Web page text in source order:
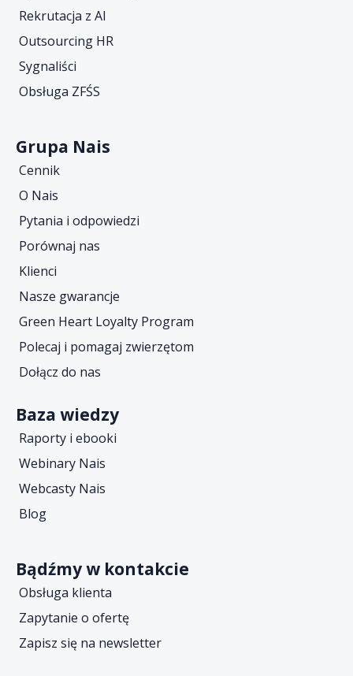
Rekrutacja z AI
Outsourcing HR
Sygnaliści
Obsługa ZFŚS
Grupa Nais
Cennik
O Nais
Pytania i odpowiedzi
Porównaj nas
Klienci
Nasze gwarancje
Green Heart Loyalty Program
Polecaj i pomagaj zwierzętom
Dołącz do nas
Baza wiedzy
Raporty i ebooki
Webinary Nais
Webcasty Nais
Blog
Bądźmy w kontakcie
Obsługa klienta
Zapytanie o ofertę
Zapisz się na newsletter